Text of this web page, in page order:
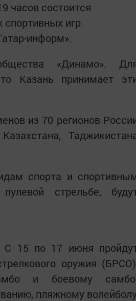
часов состоится
игр.
информ».
«Динамо».
Казань принимает
из 70 регионов
спорта и
стрельбе,
С 15 по 17 июня
оружия
и боевому
пляжному